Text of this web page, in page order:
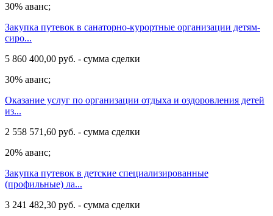
30% аванс;
Закупка путевок в санаторно-курортные организации детям-
сиро...
5 860 400,00 руб. - сумма сделки
30% аванс;
Оказание услуг по организации отдыха и оздоровления детей
из...
2 558 571,60 руб. - сумма сделки
20% аванс;
Закупка путевок в детские специализированные
(профильные) ла...
3 241 482,30 руб. - сумма сделки